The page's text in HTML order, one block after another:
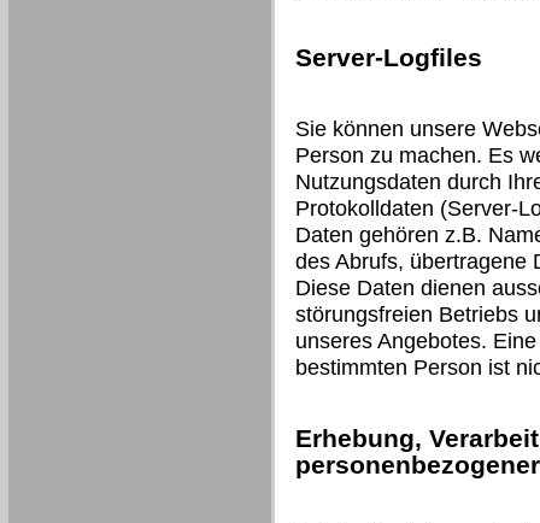
Server-Logfiles
Sie können unsere
Person zu machen. Es
Nutzungsdaten durch
Protokolldaten (Server-
Daten gehören z.B.
des Abrufs, übertragene
Diese Daten dienen
störungsfreien Betriebs
unseres Angebotes.
bestimmten Person ist
Erhebung,